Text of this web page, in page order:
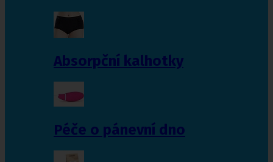
Absorpční kalhotky
Péče o pánevní dno